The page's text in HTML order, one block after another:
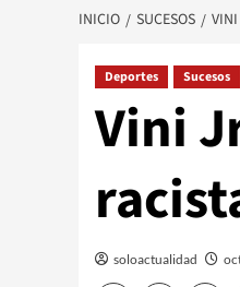
INICIO SUCESOS
Deportes Sucesos
Vini
soloactualidad